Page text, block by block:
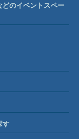
のイベントスペー
す